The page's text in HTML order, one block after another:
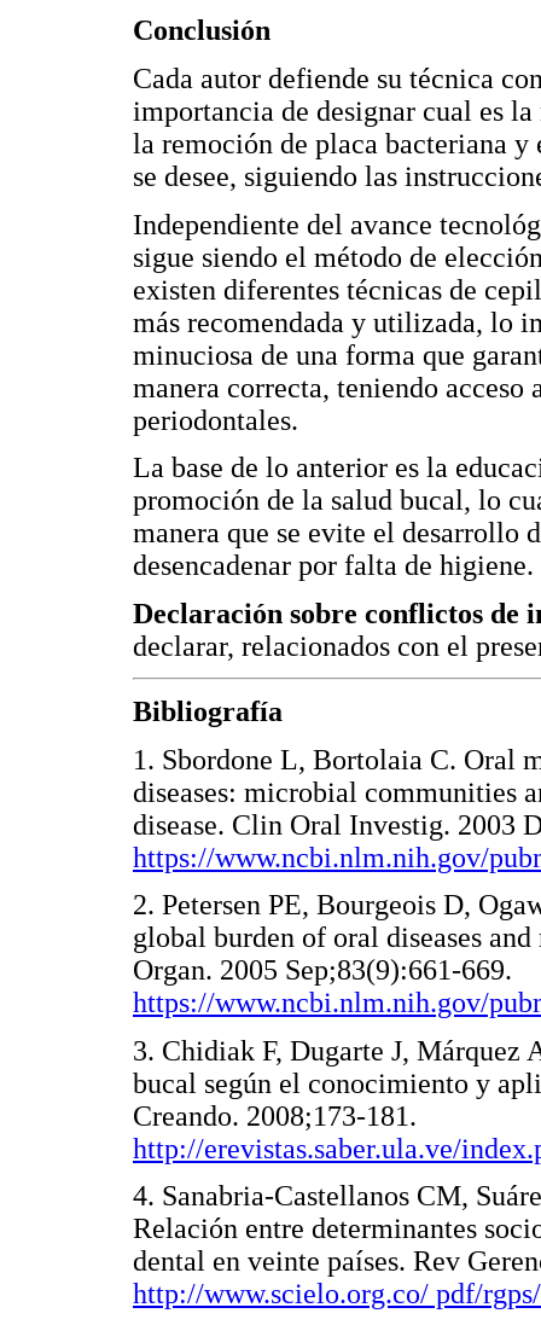
Conclusión
Cada autor defiende su técnica
importancia de designar cual es
la remoción de placa bacteriana
se desee, siguiendo las
Independiente del avance
sigue siendo el método de
existen diferentes técnicas de
más recomendada y utilizada, lo
minuciosa de una forma que
manera correcta, teniendo acceso
periodontales.
La base de lo anterior es la
promoción de la salud bucal, lo
manera que se evite el desarrollo
desencadenar por falta de higiene.
Declaración sobre conflictos de
declarar, relacionados con el
Bibliografía
1. Sbordone L, Bortolaia C. Oral
diseases: microbial communities
disease. Clin Oral Investig. 2003
https://www.ncbi.nlm.nih.gov/
2. Petersen PE, Bourgeois D,
global burden of oral diseases
Organ. 2005 Sep;83(9):661-669.
https://www.ncbi.nlm.nih.gov/
3. Chidiak F, Dugarte J, Márquez
bucal según el conocimiento y
Creando. 2008;173-181.
http://erevistas.saber.ula.ve/
4. Sanabria-Castellanos CM,
Relación entre determinantes
dental en veinte países. Rev
http://www.scielo.org.co/ pdf/